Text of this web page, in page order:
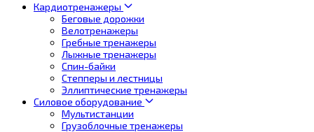
Кардиотренажеры
Беговые дорожки
Велотренажеры
Гребные тренажеры
Лыжные тренажеры
Спин-байки
Степперы и лестницы
Эллиптические тренажеры
Силовое оборудование
Мультистанции
Грузоблочные тренажеры